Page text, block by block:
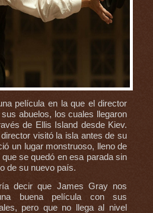
película en la que el director
abuelos, los cuales llegaron
de Ellis Island desde Kiev.
visitó la isla antes de su
un lugar monstruoso, lleno de
se quedó en esa parada sin
de su nuevo país.
decir que James Gray nos
buena película con sus
pero que no llega al nivel